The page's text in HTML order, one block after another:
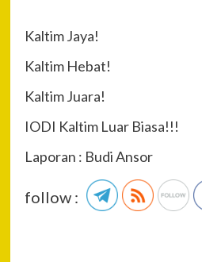
Kaltim Jaya!
Kaltim Hebat!
Kaltim Juara!
IODI Kaltim Luar Biasa!!!
Laporan : Budi Ansor
follow :